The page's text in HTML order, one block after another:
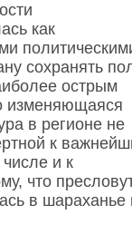
как
сохранять
острым
изменяющаяся
в регионе не
к
и к
что
в шараханье